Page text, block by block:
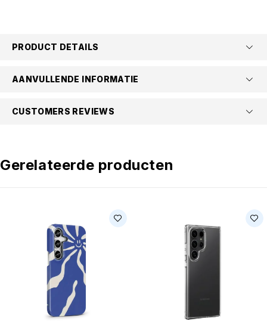
PRODUCT DETAILS
AANVULLENDE INFORMATIE
CUSTOMERS REVIEWS
Gerelateerde producten